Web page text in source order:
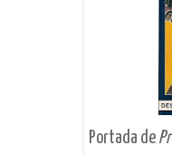
Portada de